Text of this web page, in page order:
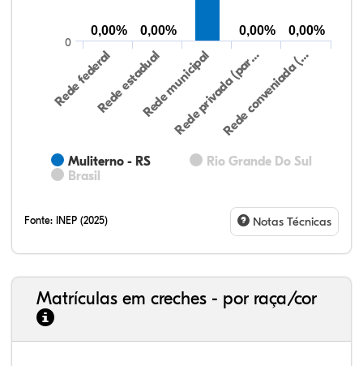
Muliterno - RS
Rio Grande Do Sul
Brasil
Rede federalRede estadualRede municipal
Rede privada (par…Rede conveniada (…
0
0,00% 0,00% 0,00% 0,00%
Fonte: INEP (2025) Notas Técnicas
Matrículas em creches - por raça/cor